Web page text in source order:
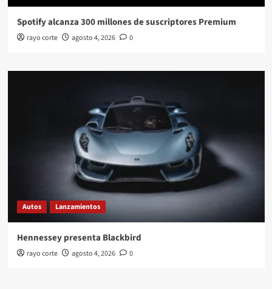
Spotify alcanza 300 millones de suscriptores Premium
rayo corte agosto 4, 2026 0
Autos Lanzamientos
Hennessey presenta Blackbird
rayo corte agosto 4, 2026 0